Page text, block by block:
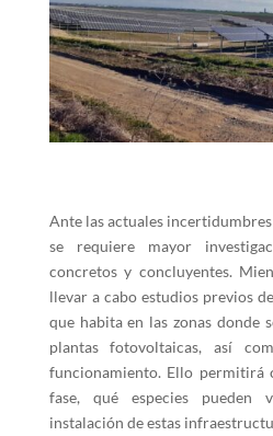
Ante las actuales
se requiere mayor
concretos y concluyentes.
llevar a cabo estudios previos
que habita en las zonas donde
plantas fotovoltaicas, así
funcionamiento. Ello permitirá
fase, qué especies pueden
instalación de estas